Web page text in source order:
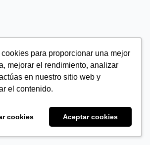
para proporcionar una mejor
mejorar el rendimiento, analizar
en nuestro sitio web y
el contenido.
cookies Aceptar cookies